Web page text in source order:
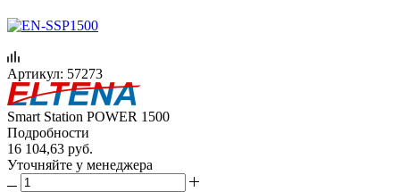
Артикул: 57273
Smart Station POWER 1500
Подробности
16 104,63 руб.
Уточняйте у менеджера